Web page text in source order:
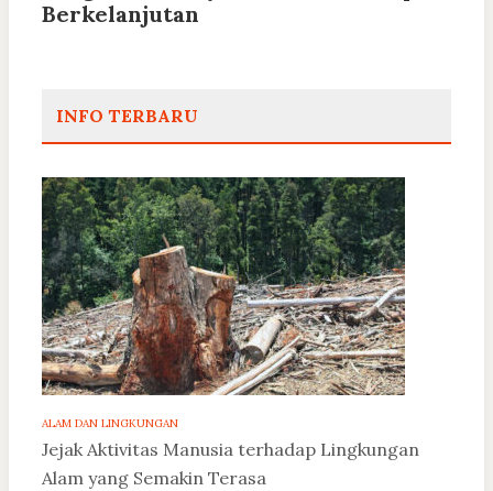
Berkelanjutan
INFO TERBARU
ALAM DAN LINGKUNGAN
Jejak Aktivitas Manusia terhadap Lingkungan
Alam yang Semakin Terasa